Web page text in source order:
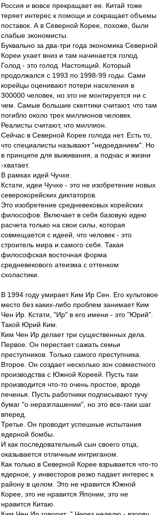
Россия и вовсе прекращает ее. Китай тоже
теряет интерес к помощи и сокращает объемы
поставок. А в Северной Корее, похоже, были
слабые экономисты.
Буквально за два-три года экономика Северной
Кореи ухает вниз и там начинается голод.
Голод - это голод. Настоящий. Который
продолжался с 1993 по 1998-99 годы. Сами
корейцы оценивают потери населения в
300000 человек, но это не монтируется ни с
чем. Самые большие скептики считают, что там
погибло около трех миллионов человек.
Реалисты считают, что миллион.
Сейчас в Северной Корее голода нет. Есть то,
что специалисты называют "недоеданием". Но
в принципе для выживания, а подчас и жизни
-хватает.
В рамках идей Чучхе.
Кстати, идеи Чучхе - это не изобретение новых
северокорейских диктаторов.
Это изобретение средневековых корейских
философов. Включает в себя базовую идею
расчета только на свои силы, которая
совмещается с идеей, что человек - это
строитель мира и самого себя. Такая
философская восточная форма
средневекового атеизма с оттенком
схоластики.
В 1994 году умирает Ким Ир Сен. Его культовое
место без каких-либо проблем занимает Ким
Чен Ир. Кстати, "Ир" в его имени - это "Юрий".
Такой Юрий Ким.
Ким Чен Ир делает три существенных дела.
Первое. Он перестает сажать семьи
преступников. Только самого преступника.
Второе. Он создает несколько зон совместного
производства с Южной Кореей. Пусть там
производится что-то очень простое, вроде
печенья. Пусть работники подписывают тучу
бумаг "о неразглашении", но это все-таки шаг
вперед.
Третье. Он проводит успешные испытания
ядерной бомбы.
И как последовательный сын своего отца,
оказывается отличным интриганом.
Как только в Северной Корее взрывается что-то
ядерное, у инвесторов резко падает интерес к
району в целом. Это не нравится Южной
Корее, это не нравится Японии, это не
нравится Китаю.